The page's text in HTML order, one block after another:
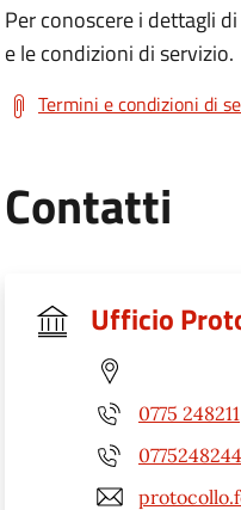
Per conoscere i dettagli
e le condizioni di servizio.
Termini e condizioni di
Contatti
Ufficio
0775 248211
0775248244